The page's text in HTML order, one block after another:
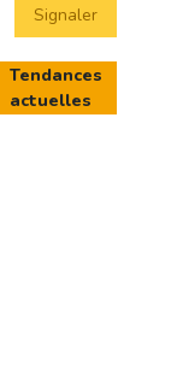
Signaler
Tendances
actuelles